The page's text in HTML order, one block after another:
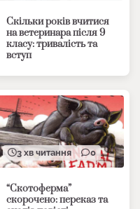
Скільки років вчитися
на ветеринара після 9
класу: тривалість та
вступ
3 хв читання 0
“Скотоферма”
скорочено: переказ та